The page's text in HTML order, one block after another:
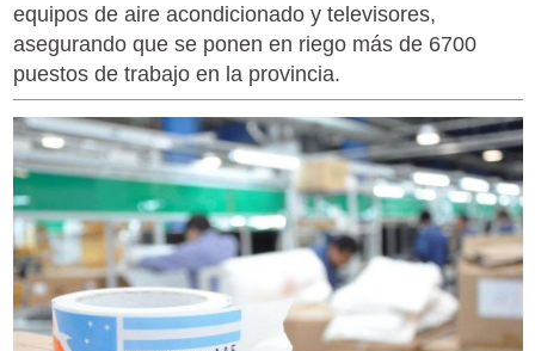
equipos de aire acondicionado y televisores,
asegurando que se ponen en riego más de 6700
puestos de trabajo en la provincia.